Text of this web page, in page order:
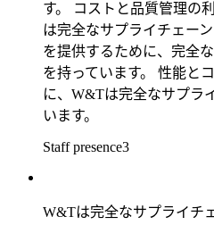
す。 コストと品質管理の
は完全なサプライチェー
を提供するために、完全
を持っています。 性能と
に、W&Tは完全なサプラ
います。
Staff presence3
W&Tは完全なサプライチ